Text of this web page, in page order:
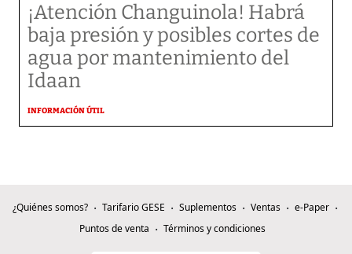
¡Atención Changuinola! Habrá
baja presión y posibles cortes de
agua por mantenimiento del
Idaan
INFORMACIÓN ÚTIL
¿Quiénes somos? Tarifario GESE Suplementos Ventas
e-Paper
Puntos de venta
Términos y condiciones